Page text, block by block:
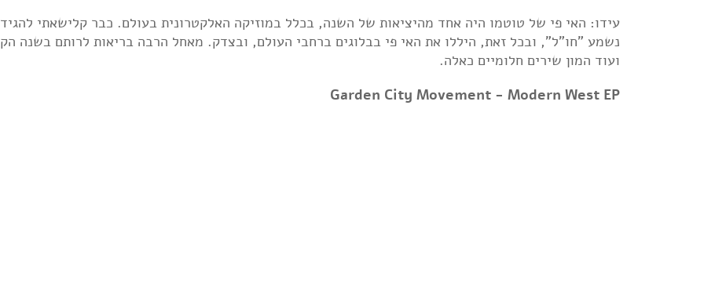
עידו: האי פי של טוטמו היה אחד מהיציאות של השנה, בכלל במוזיקה האלקטרונית בעולם. כבר קלישאתי
נשמע "חו"ל", ובכל זאת, היללו את האי פי בבלוגים ברחבי העולם, ובצדק. מאחל הרבה בריאות לרותם בשנה
ועוד המון שירים חלומיים כאלה.
Garden City Movement - Modern West EP